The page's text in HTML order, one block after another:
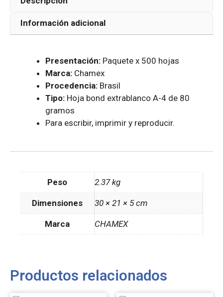
Información adicional
Presentación: Paquete x 500 hojas
Marca: Chamex
Procedencia: Brasil
Tipo: Hoja bond extrablanco A-4 de 80
gramos
Para escribir, imprimir y reproducir.
Peso 2.37 kg
Dimensiones 30 × 21 × 5 cm
Marca CHAMEX
Productos relacionados